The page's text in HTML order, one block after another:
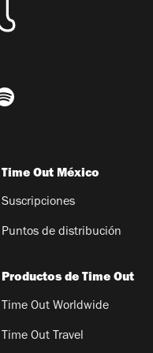
Time Out México
Suscripciones
Puntos de distribución
Productos de Time Out
Time Out Worldwide
Time Out Travel